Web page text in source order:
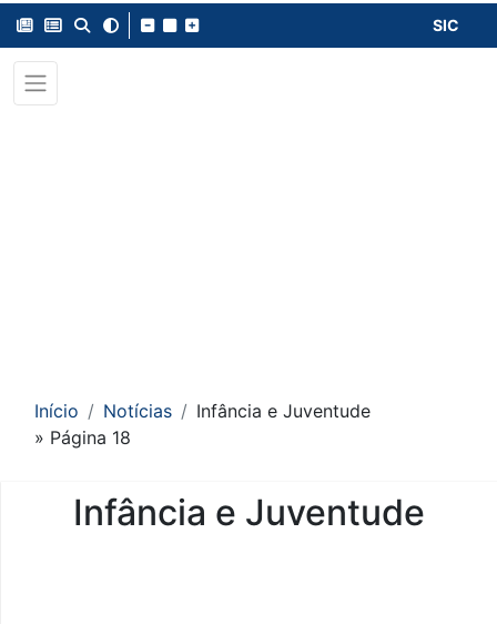
SIC
Início Notícias
Infância e Juventude
» Página 18
Infância e Juventude